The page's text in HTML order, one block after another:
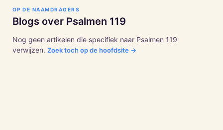
OP DE NAAMDRAGERS
Blogs over Psalmen 119
Nog geen artikelen die specifiek naar Psalmen 119
verwijzen. Zoek toch op de hoofdsite →